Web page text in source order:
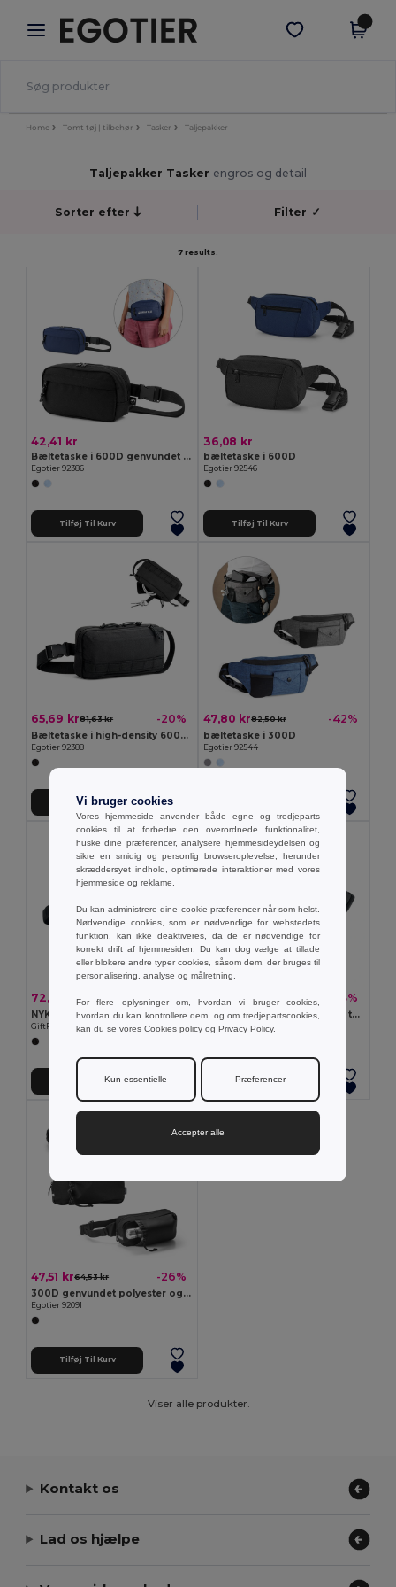
× Egotier-app
Bedre priser i appen!
Hent app
Home Tomt tøj | tilbehør Tasker Taljepakker
Taljepakker Tasker engros og detail
Sorter efter Filter ✓
7 results.
42,41 kr
Bæltetaske i 600D genvundet polyester og foring i 210D genvundet polyester
Egotier 92386
Tilføj Til Kurv
36,08 kr
bæltetaske i 600D
Egotier 92546
Tilføj Til Kurv
65,69 kr81,63 kr -20%
Bæltetaske i high-density 600D genvundet polyester og 210D genvundet polyesterfor
Egotier 92388
Tilføj Til Kurv
47,80 kr82,50 kr -42%
bæltetaske i 300D
Egotier 92544
72,39 kr 106,72 kr -32%
NYKO Vandretaske til taljen i 420D n
GiftRetail MO2392
Tilføj Til Kurv
45,76 kr 52,82 kr -13%
TOSHI 300D RPET polyester talje taske
GiftRetail MO2204
Tilføj Til Kurv
47,51 kr64,53 kr -26%
300D genvundet polyester og 600D genvundet polyester taljetaske med reflekterende elementer
Egotier 92091
Tilføj Til Kurv
Viser alle produkter.
Kontakt os
Lad os hjælpe
Vi bruger cookies
Vores hjemmeside anvender både egne og tredjeparts
cookies til at forbedre den overordnede funktionalitet,
huske dine præferencer, analysere hjemmesideydelsen og
sikre en smidig og personlig browseroplevelse, herunder
skræddersyet indhold, optimerede interaktioner med vores
hjemmeside og reklame.
Du kan administrere dine cookie-præferencer når som helst.
Nødvendige cookies, som er nødvendige for webstedets
funktion, kan ikke deaktiveres, da de er nødvendige for
korrekt drift af hjemmesiden. Du kan dog vælge at tillade
eller blokere andre typer cookies, såsom dem, der bruges til
personalisering, analyse og målretning.
For flere oplysninger om, hvordan vi bruger cookies,
hvordan du kan kontrollere dem, og om tredjepartscookies,
kan du se vores Cookies policy og Privacy Policy.
Kun essentielle Præferencer
Accepter alle